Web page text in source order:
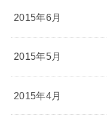
2015年6月
2015年5月
2015年4月